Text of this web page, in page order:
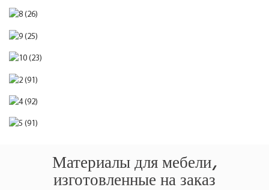
Материалы для мебели,
изготовленные на заказ